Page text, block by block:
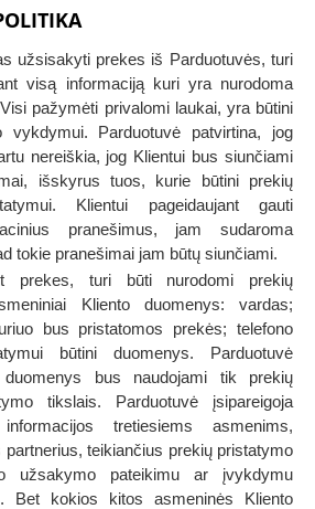
užsisakyti prekes iš Parduotuvės, turi
visą informaciją kuri yra nurodoma
pažymėti privalomi laukai, yra būtini
vykdymui. Parduotuvė patvirtina, jog
nereiškia, jog Klientui bus siunčiami
išskyrus tuos, kurie būtini prekių
Klientui pageidaujant gauti
pranešimus, jam sudaroma
tokie pranešimai jam būtų siunčiami.
prekes, turi būti nurodomi prekių
Kliento duomenys: vardas;
bus pristatomos prekės; telefono
būtini duomenys. Parduotuvė
bus naudojami tik prekių
tikslais. Parduotuvė įsipareigoja
tretiesiems asmenims,
teikiančius prekių pristatymo
užsakymo pateikimu ar įvykdymu
Bet kokios kitos asmeninės Kliento